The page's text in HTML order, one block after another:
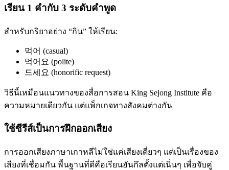
เรียน 1 คำกับ 3 ระดับคำพูด
สำหรับกริยาอย่าง “กิน” ให้เรียน:
먹어 (casual)
먹어요 (polite)
드세요 (honorific request)
วิธีนี้เหมือนแนวทางของสื่อการสอน King Sejong Institute คือ
ความหมายเดียวกัน แต่แพ็กเกจทางสังคมต่างกัน
ใช้ซีรีส์เป็นการฝึกออกเสียง
การออกเสียงภาษาเกาหลีไม่ใช่แค่เสียงเดี่ยวๆ แต่เป็นเรื่องของ
เสียงที่เชื่อมกัน พื้นฐานที่ดีคือเรียนฮันกึลตั้งแต่เนิ่นๆ เพื่อจับคู่